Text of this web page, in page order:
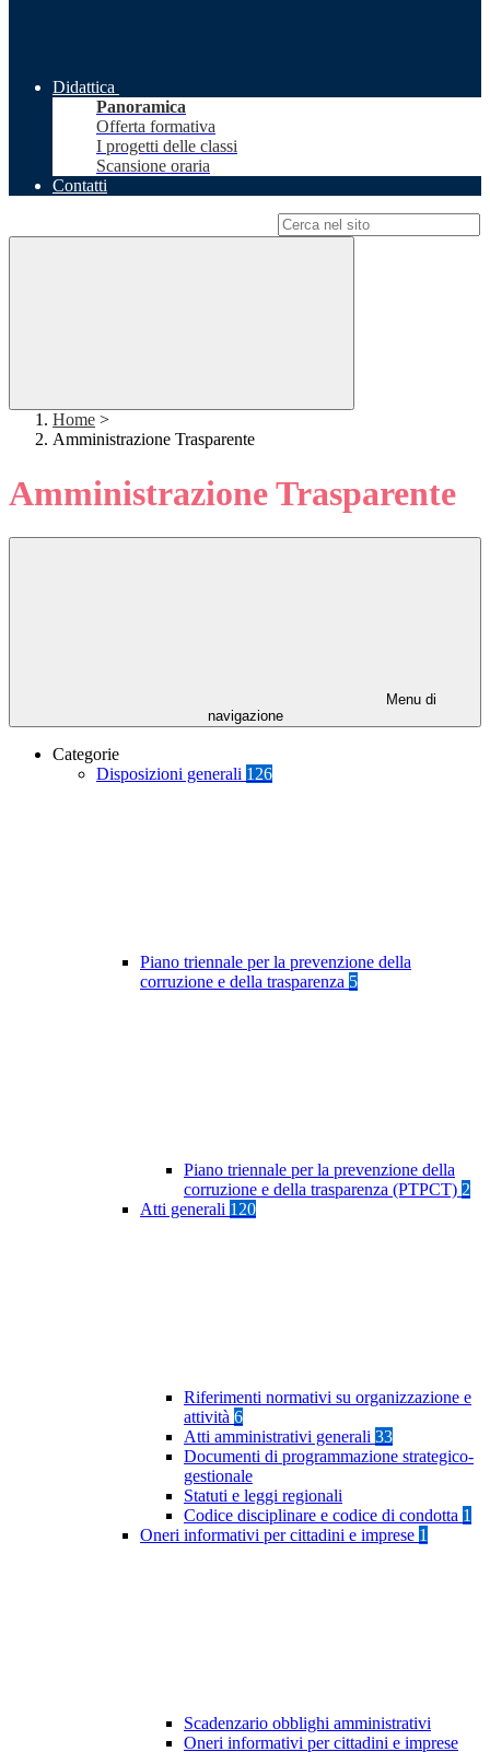
Didattica
Panoramica
Offerta formativa
I progetti delle classi
Scansione oraria
Contatti
Home >
Amministrazione Trasparente
Amministrazione Trasparente
Menu di
navigazione
Categorie
Disposizioni generali 126
Piano triennale per la prevenzione della
corruzione e della trasparenza 5
Piano triennale per la prevenzione della
corruzione e della trasparenza (PTPCT) 2
Atti generali 120
Riferimenti normativi su organizzazione e
attività 6
Atti amministrativi generali 33
Documenti di programmazione strategico-
gestionale
Statuti e leggi regionali
Codice disciplinare e codice di condotta 1
Oneri informativi per cittadini e imprese 1
Scadenzario obblighi amministrativi
Oneri informativi per cittadini e imprese